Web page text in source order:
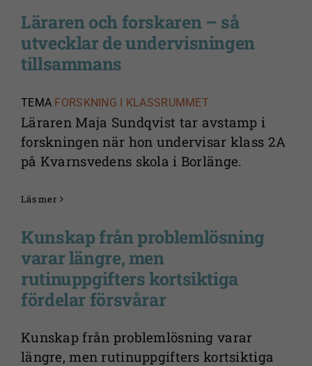
Läraren och forskaren – så
utvecklar de undervisningen
tillsammans
TEMA FORSKNING I KLASSRUMMET
Läraren Maja Sundqvist tar avstamp i
forskningen när hon undervisar klass 2A
på Kvarnsvedens skola i Borlänge.
Läs mer
Kunskap från problemlösning
varar längre, men
rutinuppgifters kortsiktiga
fördelar försvårar
Kunskap från problemlösning varar
längre, men rutinuppgifters kortsiktiga